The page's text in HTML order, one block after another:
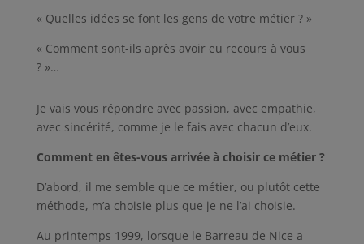
« Quelles idées se font les gens de votre métier ? »
« Comment sont-ils après avoir eu recours à vous
? »…
Je vais vous répondre avec passion, avec empathie,
avec sincérité, comme je le fais avec chacun d’eux.
Comment en êtes-vous arrivée à choisir ce métier ?
D’abord, il me semble que ce métier, ou plutôt cette
méthode, m’a choisie plus que je ne l’ai choisie.
Au printemps 1999, lorsque le Barreau de Nice a